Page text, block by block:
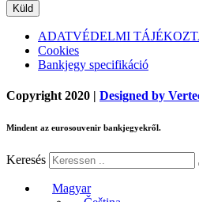
Küld
ADATVÉDELMI
Cookies
Bankjegy specifikáció
Copyright 2020 | Designed by
Mindent az eurosouvenir bankjegyekről.
Keresés
Magyar